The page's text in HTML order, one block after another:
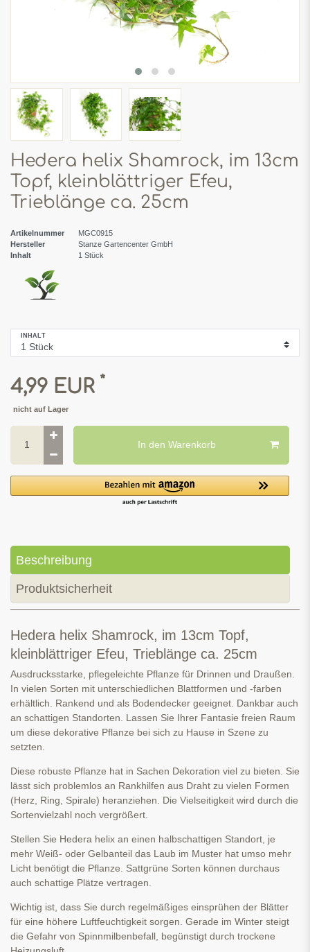
Hedera helix Shamrock, im 13cm
Topf, kleinblättriger Efeu,
Trieblänge ca. 25cm
Artikelnummer
MGC0915
Hersteller
Stanze Gartencenter GmbH
Inhalt
1 Stück
INHALT
4,99 EUR *
nicht auf Lager
In den Warenkorb
Beschreibung
Produktsicherheit
Hedera helix Shamrock, im 13cm Topf,
kleinblättriger Efeu, Trieblänge ca. 25cm
Ausdrucksstarke, pflegeleichte Pflanze für Drinnen und Draußen.
In vielen Sorten mit unterschiedlichen Blattformen und -farben
erhältlich. Rankend und als Bodendecker geeignet. Dankbar auch
an schattigen Standorten. Lassen Sie Ihrer Fantasie freien Raum
um diese dekorative Pflanze bei sich zu Hause in Szene zu
setzten.
Diese robuste Pflanze hat in Sachen Dekoration viel zu bieten. Sie
lässt sich problemlos an Rankhilfen aus Draht zu vielen Formen
(Herz, Ring, Spirale) heranziehen. Die Vielseitigkeit wird durch die
Sortenvielzahl noch vergrößert.
Stellen Sie Hedera helix an einen halbschattigen Standort, je
mehr Weiß- oder Gelbanteil das Laub im Muster hat umso mehr
Licht benötigt die Pflanze. Sattgrüne Sorten können durchaus
auch schattige Plätze vertragen.
Wichtig ist, dass Sie durch regelmäßiges einsprühen der Blätter
für eine höhere Luftfeuchtigkeit sorgen. Gerade im Winter steigt
die Gefahr von Spinnmilbenbefall, begünstigt durch trockene